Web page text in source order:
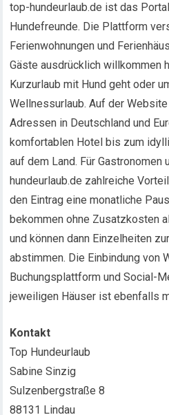
top-hundeurlaub.de ist das
Hundefreunde. Die Plattform
Ferienwohnungen und
Gäste ausdrücklich willkommen
Kurzurlaub mit Hund geht oder
Wellnessurlaub. Auf der
Adressen in Deutschland und
komfortablen Hotel bis zum
auf dem Land. Für
hundeurlaub.de zahlreiche
den Eintrag eine monatliche
bekommen ohne Zusatzkosten
und können dann Einzelheiten
abstimmen. Die Einbindung von
Buchungsplattform und Social-
jeweiligen Häuser ist ebenfalls
Kontakt
Top Hundeurlaub
Sabine Sinzig
Sulzenbergstraße 8
88131 Lindau